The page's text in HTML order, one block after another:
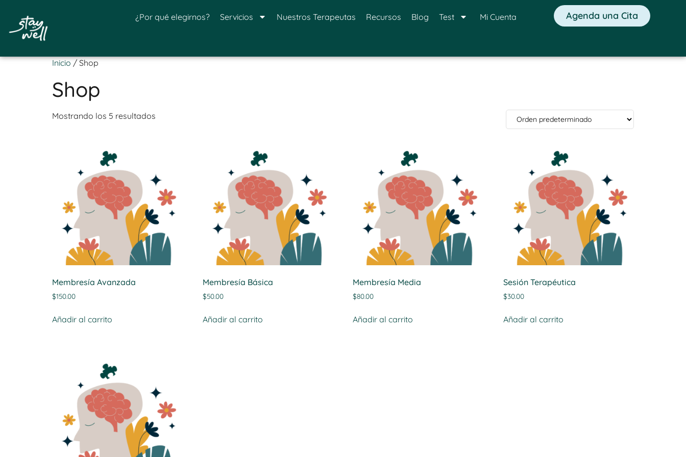
¿Por qué elegirnos? Servicios Nuestros Terapeutas Recursos Blog Test Mi Cuenta Agenda una Cita
Inicio/ Shop
Shop
Mostrando los 5 resultados
Membresía Avanzada
$150.00
Añadir al carrito
Membresía Básica
$50.00
Añadir al carrito
Membresía Media
$80.00
Añadir al carrito
Sesión Terapéutica
$30.00
Añadir al carrito